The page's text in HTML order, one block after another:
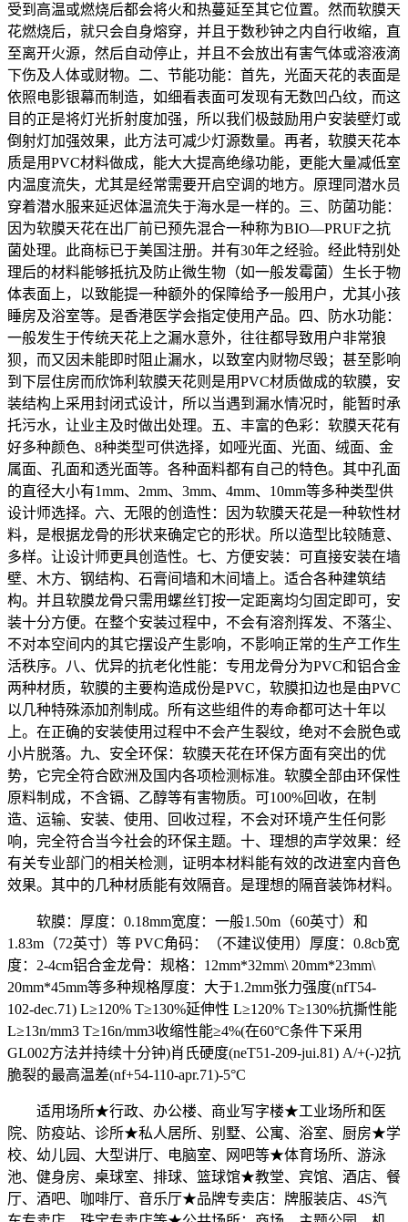
受到高温或燃烧后都会将火和热蔓延至其它位置。然而软膜天
花燃烧后，就只会自身熔穿，并且于数秒钟之内自行收缩，直
至离开火源，然后自动停止，并且不会放出有害气体或溶液滴
下伤及人体或财物。二、节能功能：首先，光面天花的表面是
依照电影银幕而制造，如细看表面可发现有无数凹凸纹，而这
目的正是将灯光折射度加强，所以我们极鼓励用户安装壁灯或
倒射灯加强效果，此方法可减少灯源数量。再者，软膜天花本
质是用PVC材料做成，能大大提高绝缘功能，更能大量减低室
内温度流失，尤其是经常需要开启空调的地方。原理同潜水员
穿着潜水服来延迟体温流失于海水是一样的。三、防菌功能：
因为软膜天花在出厂前已预先混合一种称为BIO—PRUF之抗
菌处理。此商标已于美国注册。并有30年之经验。经此特别处
理后的材料能够抵抗及防止微生物（如一般发霉菌）生长于物
体表面上，以致能提一种额外的保障给予一般用户，尤其小孩
睡房及浴室等。是香港医学会指定使用产品。四、防水功能：
一般发生于传统天花上之漏水意外，往往都导致用户非常狼
狈，而又因未能即时阻止漏水，以致室内财物尽毁；甚至影响
到下层住房而欣饰利软膜天花则是用PVC材质做成的软膜，安
装结构上采用封闭式设计，所以当遇到漏水情况时，能暂时承
托污水，让业主及时做出处理。五、丰富的色彩：软膜天花有
好多种颜色、8种类型可供选择，如哑光面、光面、绒面、金
属面、孔面和透光面等。各种面料都有自己的特色。其中孔面
的直径大小有1mm、2mm、3mm、4mm、10mm等多种类型供
设计师选择。六、无限的创造性：因为软膜天花是一种软性材
料，是根据龙骨的形状来确定它的形状。所以造型比较随意、
多样。让设计师更具创造性。七、方便安装：可直接安装在墙
壁、木方、钢结构、石膏间墙和木间墙上。适合各种建筑结
构。并且软膜龙骨只需用螺丝钉按一定距离均匀固定即可，安
装十分方便。在整个安装过程中，不会有溶剂挥发、不落尘、
不对本空间内的其它摆设产生影响，不影响正常的生产工作生
活秩序。八、优异的抗老化性能：专用龙骨分为PVC和铝合金
两种材质，软膜的主要构造成份是PVC，软膜扣边也是由PVC
以几种特殊添加剂制成。所有这些组件的寿命都可达十年以
上。在正确的安装使用过程中不会产生裂纹，绝对不会脱色或
小片脱落。九、安全环保：软膜天花在环保方面有突出的优
势，它完全符合欧洲及国内各项检测标准。软膜全部由环保性
原料制成，不含镉、乙醇等有害物质。可100%回收，在制
造、运输、安装、使用、回收过程，不会对环境产生任何影
响，完全符合当今社会的环保主题。十、理想的声学效果：经
有关专业部门的相关检测，证明本材料能有效的改进室内音色
效果。其中的几种材质能有效隔音。是理想的隔音装饰材料。
软膜：厚度：0.18mm宽度：一般1.50m（60英寸）和
1.83m（72英寸）等 PVC角码：（不建议使用）厚度：0.8cb宽
度：2-4cm铝合金龙骨：规格：12mm*32mm\ 20mm*23mm\
20mm*45mm等多种规格厚度：大于1.2mm张力强度(nfT54-
102-dec.71) L≥120% T≥130%延伸性 L≥120% T≥130%抗撕性能
L≥13n/mm3 T≥16n/mm3收缩性能≥4%(在60°C条件下采用
GL002方法并持续十分钟)肖氏硬度(neT51-209-jui.81) A/+(-)2抗
脆裂的最高温差(nf+54-110-apr.71)-5°C
适用场所★行政、办公楼、商业写字楼★工业场所和医
院、防疫站、诊所★私人居所、别墅、公寓、浴室、厨房★学
校、幼儿园、大型讲厅、电脑室、网吧等★体育场所、游泳
池、健身房、桌球室、排球、篮球馆★教堂、宾馆、酒店、餐
厅、酒吧、咖啡厅、音乐厅★品牌专卖店：牌服装店、4S汽